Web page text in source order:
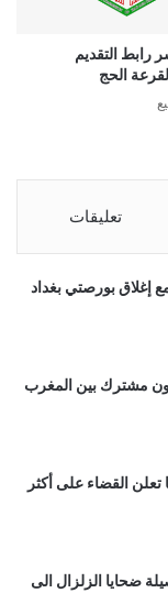
رابط التقديم
لقرعة الحج
تعليقات
إغلاق بورصتي بغداد
العالم 2030 سيكون مشترك بين المغرب
القضاء على أكثر
ضحايا الزلزال الى